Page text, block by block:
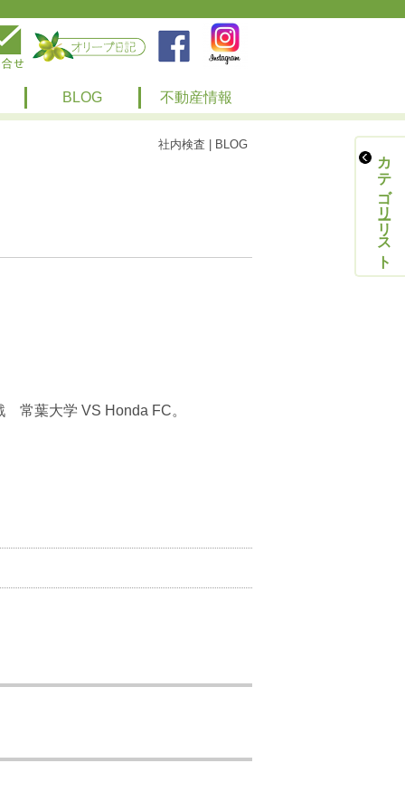
BLOG 不動産情報
社内検査 | BLOG
常葉大学 VS Honda FC。
カテゴリーリスト